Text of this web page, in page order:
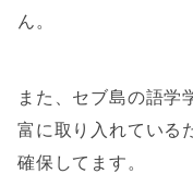
ん。
また、セブ島の語学
富に取り入れている
確保してます。